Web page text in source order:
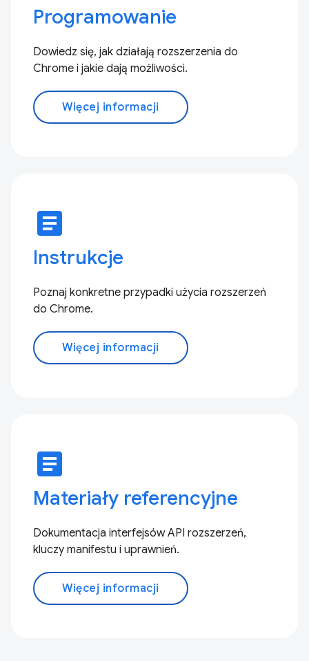
Programowanie
Dowiedz się, jak działają rozszerzenia do
Chrome i jakie dają możliwości.
Więcej informacji
article
Instrukcje
Poznaj konkretne przypadki użycia rozszerzeń
do Chrome.
Więcej informacji
article
Materiały referencyjne
Dokumentacja interfejsów API rozszerzeń,
kluczy manifestu i uprawnień.
Więcej informacji